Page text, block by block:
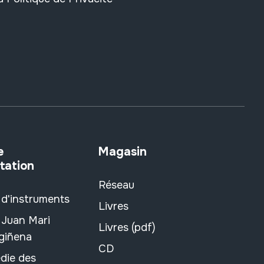
Mari
des
Magasin
Réseau
Livres
Livres (pdf)
CD